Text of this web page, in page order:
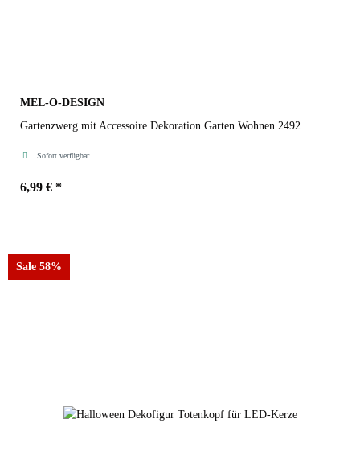
MEL-O-DESIGN
Gartenzwerg mit Accessoire Dekoration Garten Wohnen 2492
Sofort verfügbar
6,99 € *
Sale 58%